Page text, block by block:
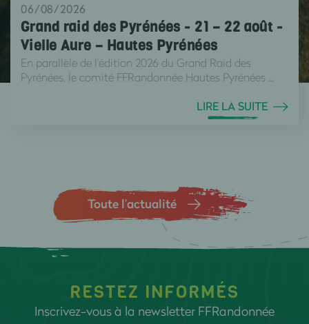
06/08/2026
Grand raid des Pyrénées - 21 – 22 août -
Vielle Aure – Hautes Pyrénées
En parallèle de l'édition 2026 du Grand Raid des
Pyrénées, le comité FFRandonnée Hautes Pyrénées ...
LIRE LA SUITE
Toute l’actualité
RESTEZ INFORMÉS
Inscrivez-vous à la newsletter FFRandonnée